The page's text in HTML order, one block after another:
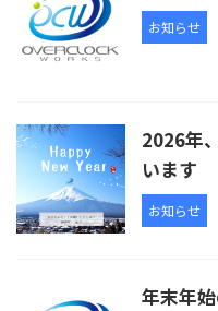
お知らせ
2026年
います
お知らせ
年末年